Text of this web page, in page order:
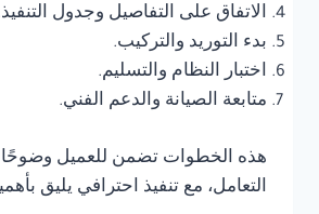
الاتفاق على التفاصيل وجدول
بدء التوريد والتركيب.
اختبار النظام والتسليم.
متابعة الصيانة والدعم الفني.
هذه الخطوات تضمن للعميل وضوحًا
التعامل، مع تنفيذ احترافي يليق